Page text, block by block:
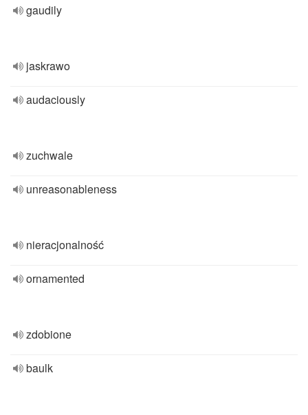
gaudily
jaskrawo
audaciously
zuchwale
unreasonableness
nieracjonalność
ornamented
zdobione
baulk